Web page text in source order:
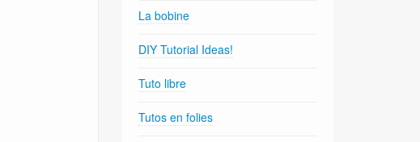
La bobine
DIY Tutorial Ideas!
Tuto libre
Tutos en folies